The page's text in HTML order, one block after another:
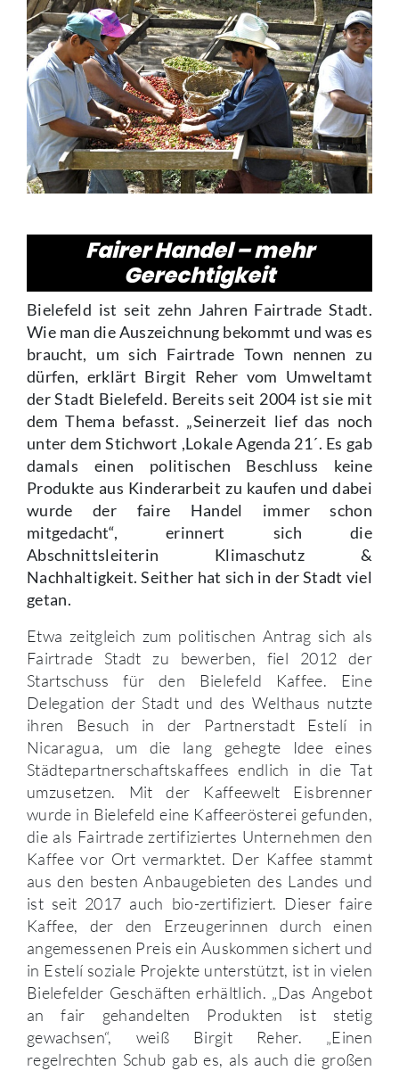
Fairer Handel – mehr
Gerechtigkeit
Bielefeld ist seit zehn Jahren Fairtrade Stadt.
Wie man die Auszeichnung bekommt und was es
braucht, um sich Fairtrade Town nennen zu
dürfen, erklärt Birgit Reher vom Umweltamt
der Stadt Bielefeld. Bereits seit 2004 ist sie mit
dem Thema befasst. „Seinerzeit lief das noch
unter dem Stichwort ,Lokale Agenda 21´. Es gab
damals einen politischen Beschluss keine
Produkte aus Kinderarbeit zu kaufen und dabei
wurde der faire Handel immer schon
mitgedacht“, erinnert sich die
Abschnittsleiterin Klimaschutz &
Nachhaltigkeit. Seither hat sich in der Stadt viel
getan.
Etwa zeitgleich zum politischen Antrag sich als
Fairtrade Stadt zu bewerben, fiel 2012 der
Startschuss für den Bielefeld Kaffee. Eine
Delegation der Stadt und des Welthaus nutzte
ihren Besuch in der Partnerstadt Estelí in
Nicaragua, um die lang gehegte Idee eines
Städtepartnerschaftskaffees endlich in die Tat
umzusetzen. Mit der Kaffeewelt Eisbrenner
wurde in Bielefeld eine Kaffeerösterei gefunden,
die als Fairtrade zertifiziertes Unternehmen den
Kaffee vor Ort vermarktet. Der Kaffee stammt
aus den besten Anbaugebieten des Landes und
ist seit 2017 auch bio-zertifiziert. Dieser faire
Kaffee, der den Erzeugerinnen durch einen
angemessenen Preis ein Auskommen sichert und
in Estelí soziale Projekte unterstützt, ist in vielen
Bielefelder Geschäften erhältlich. „Das Angebot
an fair gehandelten Produkten ist stetig
gewachsen“, weiß Birgit Reher. „Einen
regelrechten Schub gab es, als auch die großen